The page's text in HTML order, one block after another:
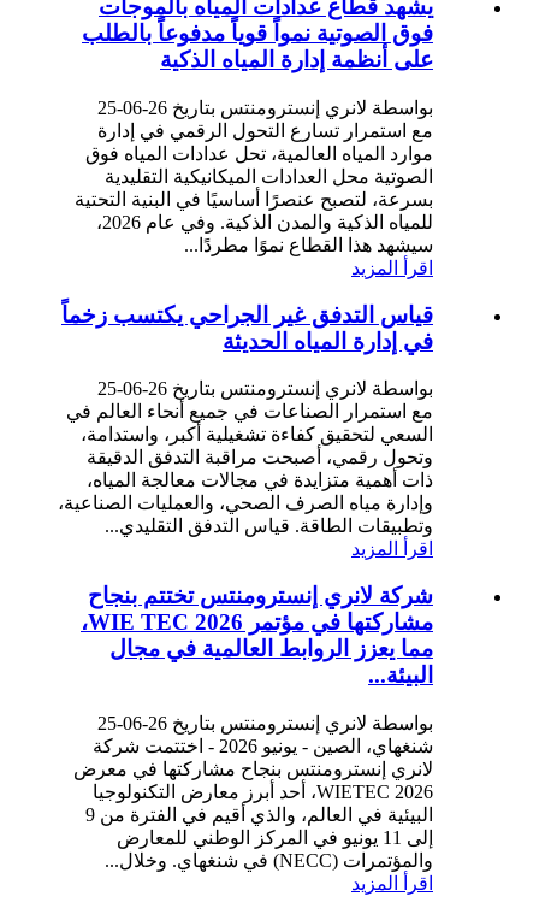
يشهد قطاع عدادات المياه بالموجات
فوق الصوتية نمواً قوياً مدفوعاً بالطلب
على أنظمة إدارة المياه الذكية
بواسطة لانري إنسترومنتس بتاريخ 26-06-25
مع استمرار تسارع التحول الرقمي في إدارة
موارد المياه العالمية، تحل عدادات المياه فوق
الصوتية محل العدادات الميكانيكية التقليدية
بسرعة، لتصبح عنصرًا أساسيًا في البنية التحتية
للمياه الذكية والمدن الذكية. وفي عام 2026،
سيشهد هذا القطاع نموًا مطردًا...
اقرأ المزيد
قياس التدفق غير الجراحي يكتسب زخماً
في إدارة المياه الحديثة
بواسطة لانري إنسترومنتس بتاريخ 26-06-25
مع استمرار الصناعات في جميع أنحاء العالم في
السعي لتحقيق كفاءة تشغيلية أكبر، واستدامة،
وتحول رقمي، أصبحت مراقبة التدفق الدقيقة
ذات أهمية متزايدة في مجالات معالجة المياه،
وإدارة مياه الصرف الصحي، والعمليات الصناعية،
وتطبيقات الطاقة. قياس التدفق التقليدي...
اقرأ المزيد
شركة لانري إنسترومنتس تختتم بنجاح
مشاركتها في مؤتمر WIE TEC 2026،
مما يعزز الروابط العالمية في مجال
البيئة...
بواسطة لانري إنسترومنتس بتاريخ 26-06-25
شنغهاي، الصين - يونيو 2026 - اختتمت شركة
لانري إنسترومنتس بنجاح مشاركتها في معرض
WIETEC 2026، أحد أبرز معارض التكنولوجيا
البيئية في العالم، والذي أقيم في الفترة من 9
إلى 11 يونيو في المركز الوطني للمعارض
والمؤتمرات (NECC) في شنغهاي. وخلال...
اقرأ المزيد